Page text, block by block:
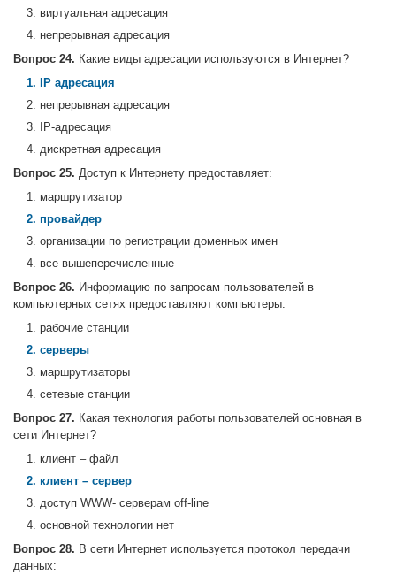
3. виртуальная адресация
4. непрерывная адресация
Вопрос 24. Какие виды адресации используются в Интернет?
1. IP адресация
2. непрерывная адресация
3. IP-адресация
4. дискретная адресация
Вопрос 25. Доступ к Интернету предоставляет:
1. маршрутизатор
2. провайдер
3. организации по регистрации доменных имен
4. все вышеперечисленные
Вопрос 26. Информацию по запросам пользователей в
компьютерных сетях предоставляют компьютеры:
1. рабочие станции
2. серверы
3. маршрутизаторы
4. сетевые станции
Вопрос 27. Какая технология работы пользователей основная в
сети Интернет?
1. клиент – файл
2. клиент – сервер
3. доступ WWW- серверам off-line
4. основной технологии нет
Вопрос 28. В сети Интернет используется протокол передачи
данных: